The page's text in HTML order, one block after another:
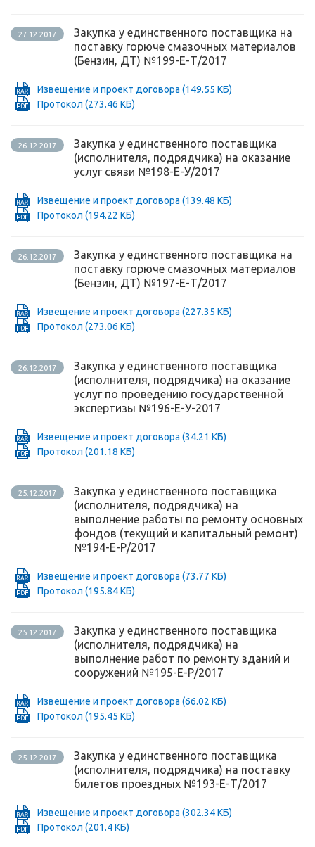
27.12.2017
Закупка у единственного поставщика на
поставку горюче смазочных материалов
(Бензин, ДТ) №199-Е-Т/2017
Извещение и проект договора (149.55 КБ)
Протокол (273.46 КБ)
26.12.2017
Закупка у единственного поставщика
(исполнителя, подрядчика) на оказание
услуг связи №198-Е-У/2017
Извещение и проект договора (139.48 КБ)
Протокол (194.22 КБ)
26.12.2017
Закупка у единственного поставщика на
поставку горюче смазочных материалов
(Бензин, ДТ) №197-Е-Т/2017
Извещение и проект договора (227.35 КБ)
Протокол (273.06 КБ)
26.12.2017
Закупка у единственного поставщика
(исполнителя, подрядчика) на оказание
услуг по проведению государственной
экспертизы №196-Е-У-2017
Извещение и проект договора (34.21 КБ)
Протокол (201.18 КБ)
25.12.2017
Закупка у единственного поставщика
(исполнителя, подрядчика) на
выполнение работы по ремонту основных
фондов (текущий и капитальный ремонт)
№194-Е-Р/2017
Извещение и проект договора (73.77 КБ)
Протокол (195.84 КБ)
25.12.2017
Закупка у единственного поставщика
(исполнителя, подрядчика) на
выполнение работ по ремонту зданий и
сооружений №195-Е-Р/2017
Извещение и проект договора (66.02 КБ)
Протокол (195.45 КБ)
25.12.2017
Закупка у единственного поставщика
(исполнителя, подрядчика) на поставку
билетов проездных №193-Е-Т/2017
Извещение и проект договора (302.34 КБ)
Протокол (201.4 КБ)